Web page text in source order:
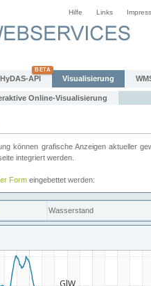
Hilfe Links
HyDAS-API Visualisierung
Online-Visualisierung
können grafische Anzeigen aktueller
integriert werden.
Form eingebettet werden: